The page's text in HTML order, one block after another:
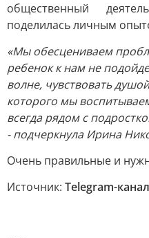
общественный
поделилась личным
«Мы обесцениваем
ребенок к нам не
волне, чувствовать
которого мы
всегда рядом с
- подчеркнула Ирина
Очень правильные и
Источник: Telegram-